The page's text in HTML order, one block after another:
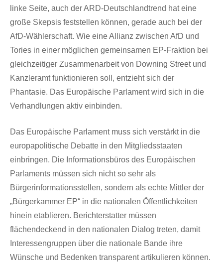
linke Seite, auch der ARD-Deutschlandtrend hat eine
große Skepsis feststellen können, gerade auch bei der
AfD-Wählerschaft. Wie eine Allianz zwischen AfD und
Tories in einer möglichen gemeinsamen EP-Fraktion bei
gleichzeitiger Zusammenarbeit von Downing Street und
Kanzleramt funktionieren soll, entzieht sich der
Phantasie. Das Europäische Parlament wird sich in die
Verhandlungen aktiv einbinden.
Das Europäische Parlament muss sich verstärkt in die
europapolitische Debatte in den Mitgliedsstaaten
einbringen. Die Informationsbüros des Europäischen
Parlaments müssen sich nicht so sehr als
Bürgerinformationsstellen, sondern als echte Mittler der
„Bürgerkammer EP“ in die nationalen Öffentlichkeiten
hinein etablieren. Berichterstatter müssen
flächendeckend in den nationalen Dialog treten, damit
Interessengruppen über die nationale Bande ihre
Wünsche und Bedenken transparent artikulieren können.